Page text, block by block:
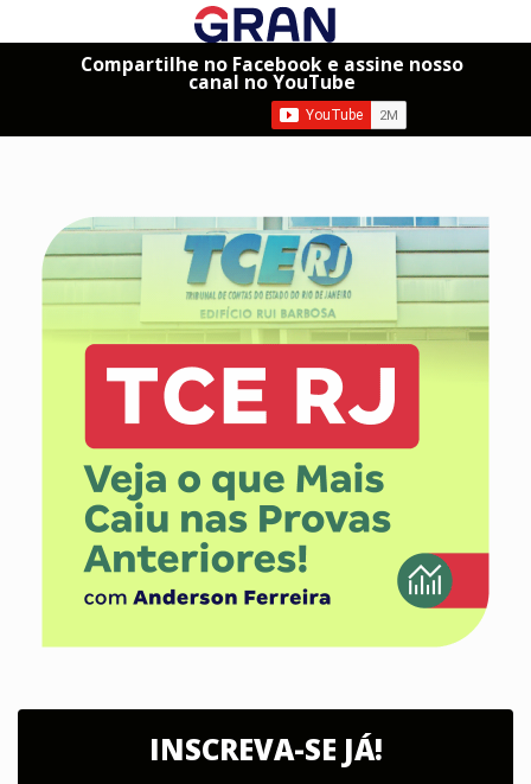
Compartilhe no Facebook e assine nosso
canal no YouTube
INSCREVA-SE JÁ!